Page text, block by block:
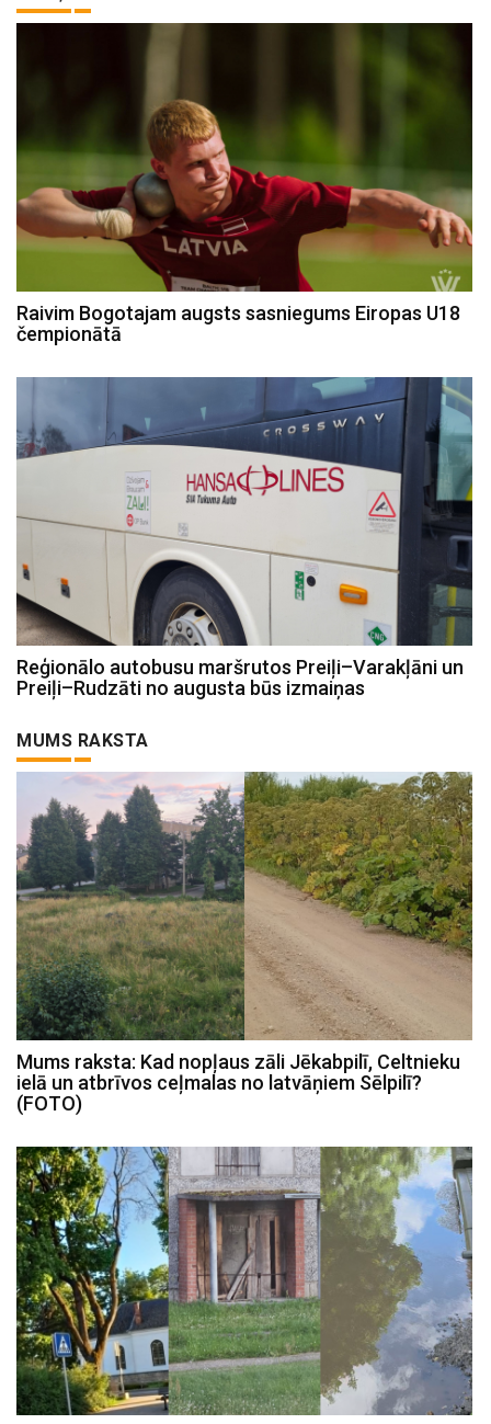
Raivim Bogotajam augsts sasniegums Eiropas U18
čempionātā
Reģionālo autobusu maršrutos Preiļi–Varakļāni un
Preiļi–Rudzāti no augusta būs izmaiņas
MUMS RAKSTA
Mums raksta: Kad nopļaus zāli Jēkabpilī, Celtnieku
ielā un atbrīvos ceļmalas no latvāņiem Sēlpilī?
(FOTO)